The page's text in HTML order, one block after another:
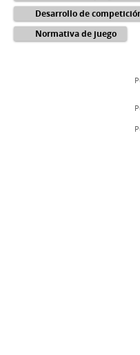
Desarrollo de
Normativa de juego